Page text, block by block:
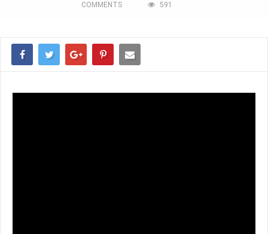
COMMENTS 591